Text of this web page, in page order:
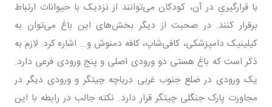
با قرار‌گیریِ در آن، کودکان می‌توانند از نزدیک با حیوانات ارتباط
برقرار کنند. در صحبت از دیگر بخش‌های این باغ می‌توان به
کیلینیک دامپزشکی، کافی‌شاپ، کافه دمنوش و... اشاره کرد. لازم به
ذکر است که باغ هستی دو ورودی اصلی و پنج ورودی فرعی دارد.
یک ورودی در ضلع جنوب غربی دریاچه چیتگر و ورودی دیگر در
مجاورت پارک جنگلی چیتگر قرار دارد. نکته جالب در رابطه با این